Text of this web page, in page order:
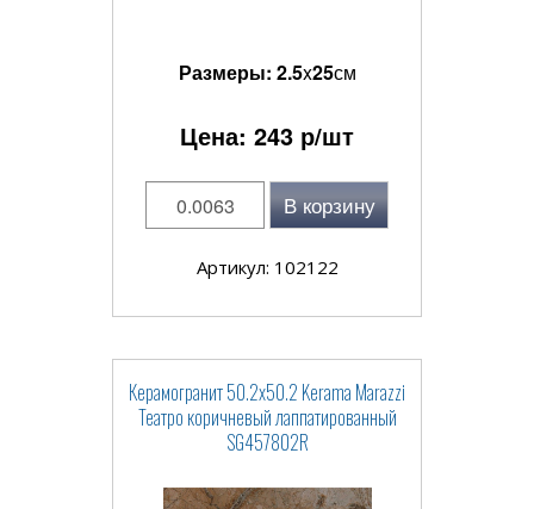
Размеры: 2.5x25см
Цена: 243 р/шт
В корзину
Артикул: 102122
Керамогранит 50.2x50.2 Kerama Marazzi
Театро коричневый лаппатированный
SG457802R